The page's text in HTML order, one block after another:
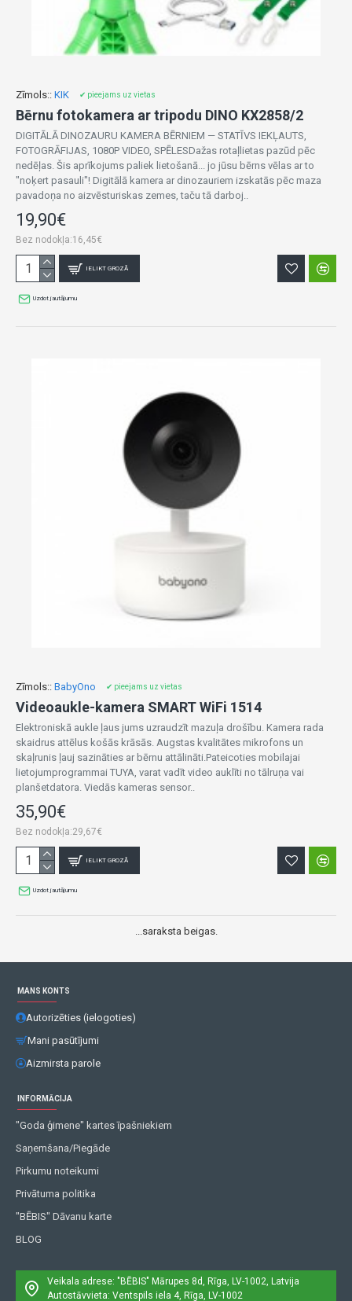
Zīmols:: KIK ✔ pieejams uz vietas
Bērnu fotokamera ar tripodu DINO KX2858/2
DIGITĀLĀ DINOZAURU KAMERA BĒRNIEM — STATĪVS IEKĻAUTS,
FOTOGRĀFIJAS, 1080P VIDEO, SPĒLESDažas rotaļlietas pazūd pēc
nedēļas. Šis aprīkojums paliek lietošanā... jo jūsu bērns vēlas ar to
"noķert pasauli"! Digitālā kamera ar dinozauriem izskatās pēc maza
pavadoņa no aizvēsturiskas zemes, taču tā darboj..
19,90€
Bez nodokļa:16,45€
IELIKT GROZĀ
Uzdot jautājumu
Zīmols:: BabyOno ✔ pieejams uz vietas
Videoaukle-kamera SMART WiFi 1514
Elektroniskā aukle ļaus jums uzraudzīt mazuļa drošību. Kamera rada
skaidrus attēlus košās krāsās. Augstas kvalitātes mikrofons un
skaļrunis ļauj sazināties ar bērnu attālināti.Pateicoties mobilajai
lietojumprogrammai TUYA, varat vadīt video auklīti no tālruņa vai
planšetdatora. Viedās kameras sensor..
35,90€
Bez nodokļa:29,67€
IELIKT GROZĀ
Uzdot jautājumu
...saraksta beigas.
MANS KONTS
Autorizēties (ielogoties)
Mani pasūtījumi
Aizmirsta parole
INFORMĀCIJA
"Goda ģimene" kartes īpašniekiem
Saņemšana/Piegāde
Pirkumu noteikumi
Privātuma politika
"BĒBIS" Dāvanu karte
BLOG
Veikala adrese: "BĒBIS" Mārupes 8d, Rīga, LV-1002, Latvija
Autostāvvieta: Ventspils iela 4, Rīga, LV-1002